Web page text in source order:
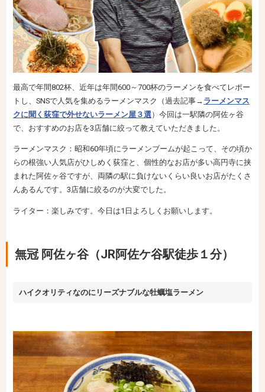
最高で年間802杯、近年は年間600～700杯のラーメンを食べてレポー
トし、SNSで人気を集めるラーメンマスク（過去記事→ ラーメンマス
クに聞く荻窪で外せないラーメン屋３選 ）今回は一駅隣の阿佐ヶ谷
で、おすすめのお店を3店舗に絞って教えていただきました。
ラーメンマスク：昭和60年頃にラーメンブームが起こって、その頃か
らの根強い人気店がひしめく荻窪と、個性的なお店が多い高円寺に挟
まれた阿佐ヶ谷ですが、両隣の駅に負けないくらい良いお店がたくさ
んあるんです。3店舗に絞るのが大変でした。
ライター：楽しみです。今日は1日よろしくお願いします。
無冠 阿佐ヶ谷（JR阿佐ケ谷駅徒歩１分）
ハイクオリティなのにリーズナブルな牡蠣塩ラーメン